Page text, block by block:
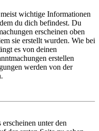
wichtige Informationen
du dich befindest. Du
erscheinen oben
sie erstellt wurden. Wie bei
es von deinen
erstellen
werden von der
unter den